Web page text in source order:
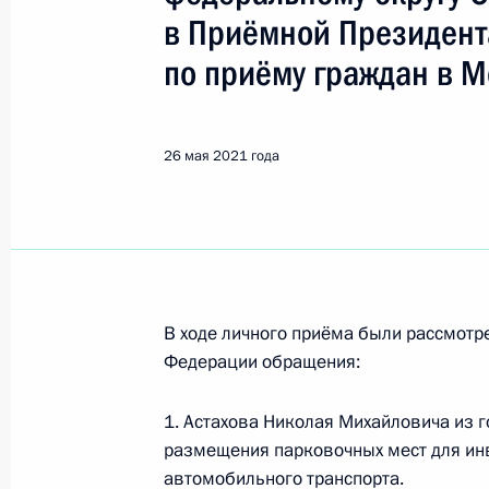
27 мая 2021 года по поручению
провёл в Приёмной Президента
Продлён контроль исполнения
в режиме видео-конференц-связи
Президента Российской
Биленкиной в Приёмной
в Приёмной
по приёму граждан в
26 мая 2021 года
В ходе личного приёма были
Федерации обращения:
1. Астахова Николая Михайловича из
размещения парковочных мест для
автомобильного транспорта.